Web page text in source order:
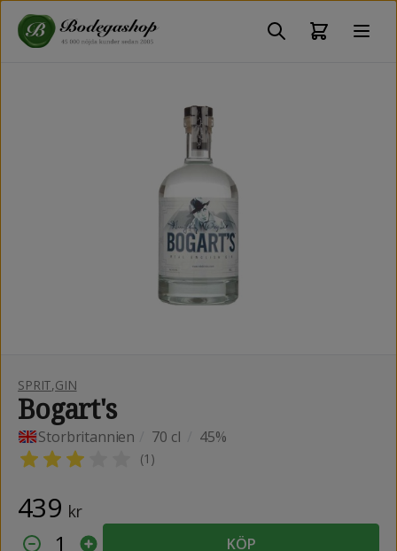
SPRIT,GIN
Bogart's
Storbritannien 70 cl 45%
(1 )
439 kr
1 KÖP